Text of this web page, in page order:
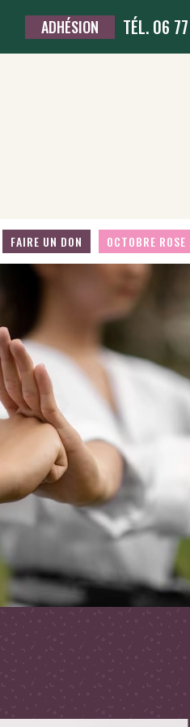
ADHÉSION TÉL. 06
FAIRE UN DON OCTOBRE